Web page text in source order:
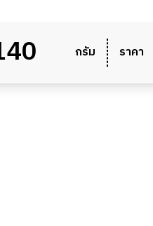
กรัม ราคา